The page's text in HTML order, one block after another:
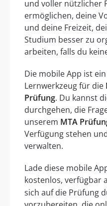
und voller nützlicher
ermöglichen, deine
und deine Freizeit,
Studium besser zu
arbeiten, falls du
Die mobile App ist
Lernwerkzeug für die
Prüfung. Du kannst
durchgehen, die
unserem MTA
Verfügung stehen
verwalten.
Lade diese mobile
kostenlos, verfügbar
sich auf die Prüfung